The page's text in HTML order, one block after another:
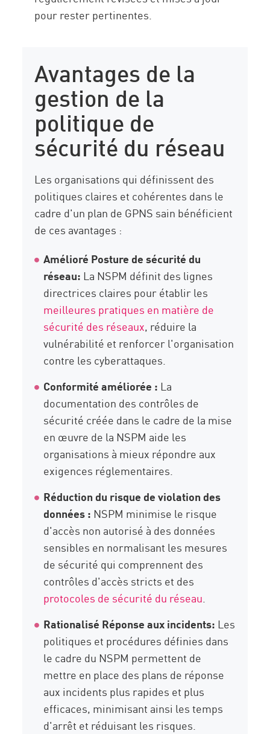
pour rester pertinentes.
Avantages de la
gestion de la
politique de
sécurité du réseau
Les organisations qui définissent des
politiques claires et cohérentes dans le
cadre d'un plan de GPNS sain bénéficient
de ces avantages :
Amélioré Posture de sécurité du
réseau: La NSPM définit des lignes
directrices claires pour établir les
meilleures pratiques en matière de
sécurité des réseaux, réduire la
vulnérabilité et renforcer l'organisation
contre les cyberattaques.
Conformité améliorée : La
documentation des contrôles de
sécurité créée dans le cadre de la mise
en œuvre de la NSPM aide les
organisations à mieux répondre aux
exigences réglementaires.
Réduction du risque de violation des
données : NSPM minimise le risque
d'accès non autorisé à des données
sensibles en normalisant les mesures
de sécurité qui comprennent des
contrôles d'accès stricts et des
protocoles de sécurité du réseau.
Rationalisé Réponse aux incidents: Les
politiques et procédures définies dans
le cadre du NSPM permettent de
mettre en place des plans de réponse
aux incidents plus rapides et plus
efficaces, minimisant ainsi les temps
d'arrêt et réduisant les risques.